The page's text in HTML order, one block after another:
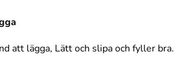
att lägga, Lätt och slipa och fyller bra.